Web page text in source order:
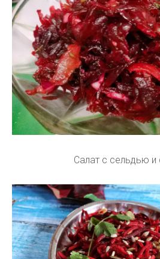
Салат с сельдью и